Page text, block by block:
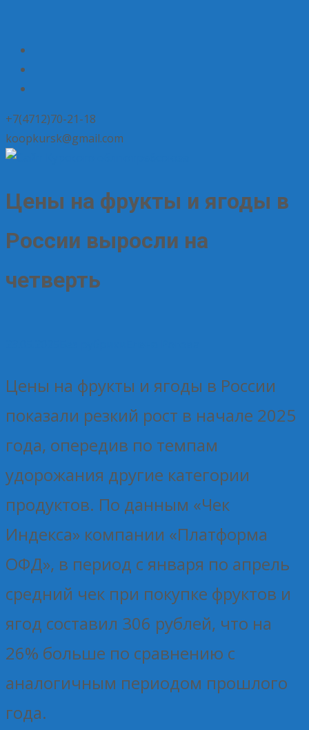
+7(4712)70-21-18
koopkursk@gmail.com
Цены на фрукты и ягоды в
России выросли на
четверть
Цены на фрукты и ягоды в России
показали резкий рост в начале 2025
года, опередив по темпам
удорожания другие категории
продуктов. По данным «Чек
Индекса» компании «Платформа
ОФД», в период с января по апрель
средний чек при покупке фруктов и
ягод составил 306 рублей, что на
26% больше по сравнению с
аналогичным периодом прошлого
года.